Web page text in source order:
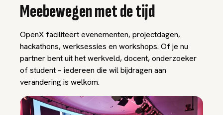
Meebewegen met de tijd
OpenX faciliteert evenementen, projectdagen,
hackathons, werksessies en workshops. Of je nu
partner bent uit het werkveld, docent, onderzoeker
of student – iedereen die wil bijdragen aan
verandering is welkom.